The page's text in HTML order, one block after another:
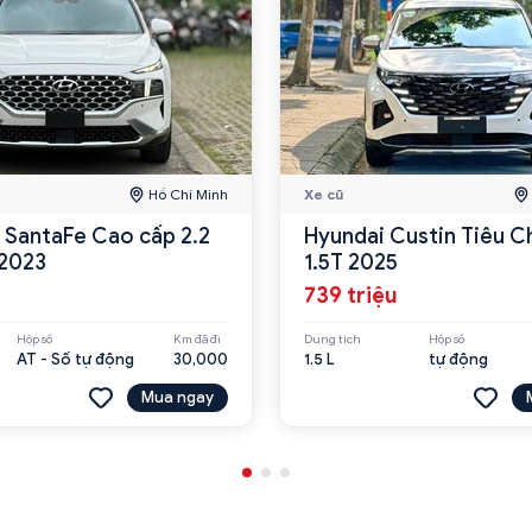
Hồ Chí Minh
Cao cấp 2.2
Hộp số
AT - Số tự động
Km đã đi
30,000
Mua ngay
Xe cũ
Hyundai Custin Tiêu
1.5T 2025
739 triệu
Dung tích
1.5 L
Hộp số
tự động